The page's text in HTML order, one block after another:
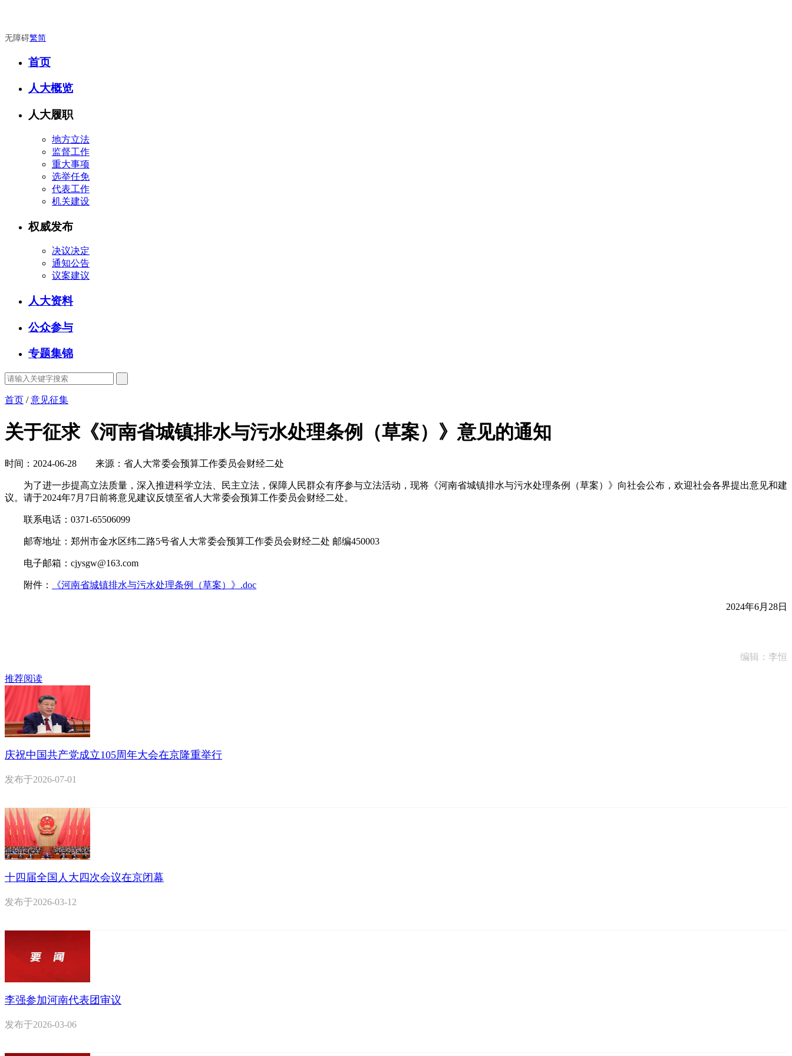
无障碍繁简
首页
人大概览
人大履职
地方立法
监督工作
重大事项
选举任免
代表工作
机关建设
权威发布
决议决定
通知公告
议案建议
人大资料
公众参与
专题集锦
首页 /意见征集
关于征求《河南省城镇排水与污水处理条例（草案）》意见的通知
时间：2024-06-28 来源：省人大常委会预算工作委员会财经二处
为了进一步提高立法质量，深入推进科学立法、民主立法，保障人民群众有序参与立法活动，现将《河南省城镇排水与污水处理条例（草案）》向社会公布，欢迎社会各界提出意见和建
议。请于2024年7月7日前将意见建议反馈至省人大常委会预算工作委员会财经二处。
联系电话：0371-65506099
邮寄地址：郑州市金水区纬二路5号省人大常委会预算工作委员会财经二处 邮编450003
电子邮箱：cjysgw@163.com
附件： 《河南省城镇排水与污水处理条例（草案）》.doc
2024年6月28日
编辑：李恒
推荐阅读
庆祝中国共产党成立105周年大会在京隆重举行
发布于2026-07-01
十四届全国人大四次会议在京闭幕
发布于2026-03-12
李强参加河南代表团审议
发布于2026-03-06